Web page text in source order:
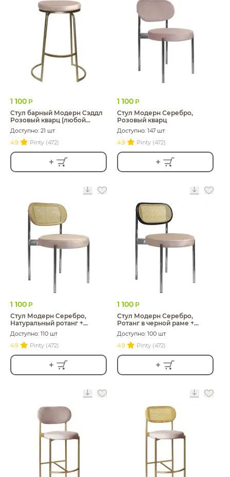
1 100 Р
Стул барный Модерн Сэддл
Розовый кварц (любой
оттенок каркаса)
Доступно: 21 шт
4.9
Pinty (472)
1 100 Р
Стул Модерн Серебро,
Розовый кварц
Доступно: 147 шт
4.9
Pinty (472)
1 100 Р
Стул Модерн Серебро,
Натуральный ротанг +
Розовый кварц
Доступно: 110 шт
4.9
Pinty (472)
1 100 Р
Стул Модерн Серебро,
Ротанг в черной раме +
Розовый кварц
Доступно: 100 шт
4.9
Pinty (472)